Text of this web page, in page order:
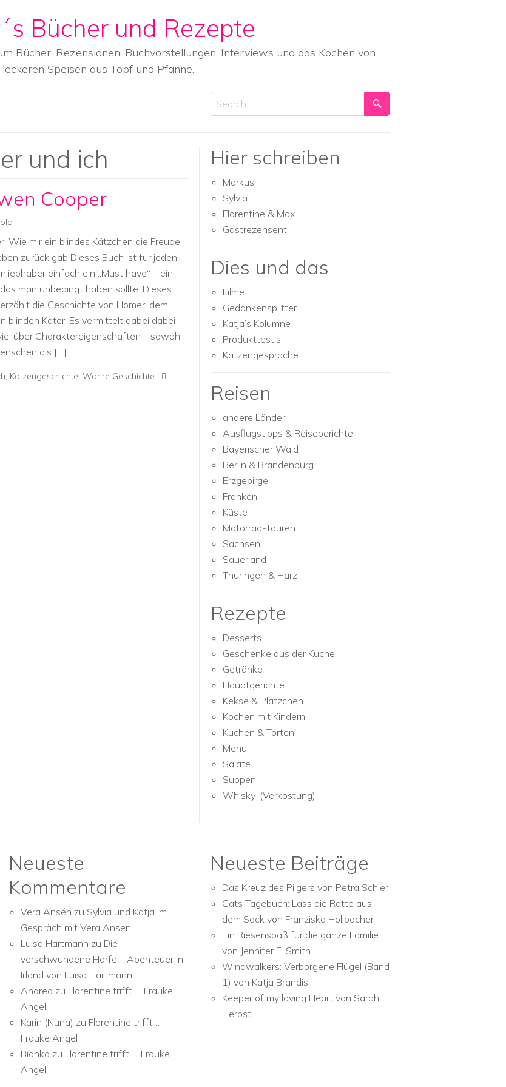
Bücher und Rezepte
Bücher, Rezensionen, Buchvorstellungen, Interviews und das Kochen von
leckeren Speisen aus Topf und Pfanne.
Search
und ich
Cooper
Wie mir ein blindes Kätzchen die Freude
zurück gab Dieses Buch ist für jeden
einfach ein „Must have“ – ein
man unbedingt haben sollte. Dieses
die Geschichte von Homer, dem
blinden Kater. Es vermittelt dabei dabei
über Charaktereigenschaften – sowohl
als […]
, Katzengeschichte, Wahre Geschichte
Hier schreiben
Markus
Sylvia
Florentine & Max
Gastrezensent
Dies und das
Filme
Gedankensplitter
Katja’s Kolumne
Produkttest’s
Katzengespräche
Reisen
andere Länder
Ausflugstipps & Reiseberichte
Bayerischer Wald
Berlin & Brandenburg
Erzgebirge
Franken
Küste
Motorrad-Touren
Sachsen
Sauerland
Thüringen & Harz
Rezepte
Desserts
Geschenke aus der Küche
Getränke
Hauptgerichte
Kekse & Plätzchen
Kochen mit Kindern
Kuchen & Torten
Menu
Salate
Suppen
Whisky-(Verkostung)
Neueste
Kommentare
Vera Ansén zu Sylvia und Katja im
Gespräch mit Vera Ansen
Luisa Hartmann zu Die
verschwundene Harfe – Abenteuer in
Irland von Luisa Hartmann
Andrea zu Florentine trifft … Frauke
Angel
Karin (Nuna) zu Florentine trifft …
Frauke Angel
Bianka zu Florentine trifft … Frauke
Angel
Neueste Beiträge
Das Kreuz des Pilgers von Petra Schier
Cats Tagebuch: Lass die Ratte aus
dem Sack von Franziska Höllbacher
Ein Riesenspaß für die ganze Familie
von Jennifer E. Smith
Windwalkers: Verborgene Flügel (Band
1) von Katja Brandis
Keeper of my loving Heart von Sarah
Herbst